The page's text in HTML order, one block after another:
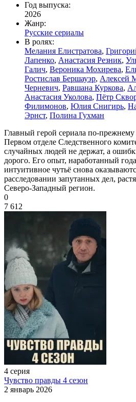
Год выпуска:
2026
Жанр:
Русские сериалы
В ролях:
Мелания Елистратова,
Лапенко, Анастасия Резник,
Галич, Вероника Мохирева,
Ростислав Бершауэр, Алексей
Черневич, Равшана Куркова,
Анастасия Уколова, Пётр
Филимонов, Юлия Снигирь,
Эрнст, Полина Гухман
Главный герой сериала по-прежнему
Первом отделе Следственного
случайных людей не держат, а
дорого. Его опыт, наработанный
интуитивное чутьё снова
расследовании запутанных дел,
Северо-Западный регион.
0
7 612
4 серия
Чувство правды 4 сезон
2 январь 2026